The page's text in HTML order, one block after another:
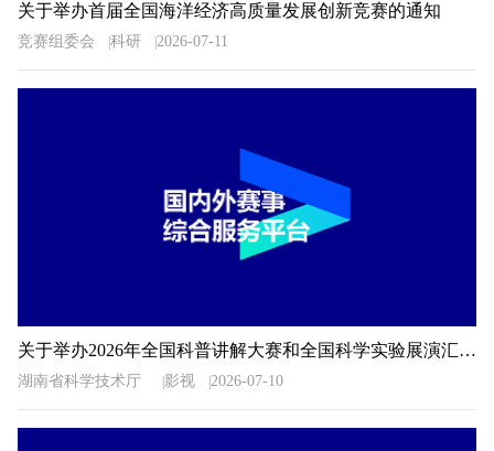
关于举办首届全国海洋经济高质量发展创新竞赛的通知
竞赛组委会 科研 2026-07-11
关于举办2026年全国科普讲解大赛和全国科学实验展演汇演活动湖南预选赛的通知
湖南省科学技术厅 影视 2026-07-10